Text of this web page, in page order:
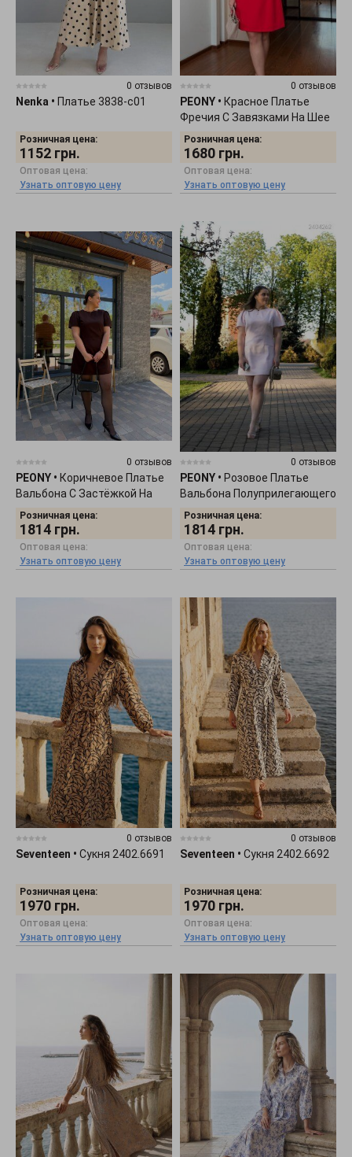
0 отзывов
Nenka • Платье 3838-c01
Розничная цена:
1152 грн.
Оптовая цена:
Узнать оптовую цену
0 отзывов
PEONY • Красное Платье
Фречия С Завязками На Шее
2804262
Розничная цена:
1680 грн.
Оптовая цена:
Узнать оптовую цену
0 отзывов
PEONY • Коричневое Платье
Вальбона С Застёжкой На
Молнию 2404261
Розничная цена:
1814 грн.
Оптовая цена:
Узнать оптовую цену
0 отзывов
PEONY • Розовое Платье
Вальбона Полуприлегающего
Кроя 2404262
Розничная цена:
1814 грн.
Оптовая цена:
Узнать оптовую цену
0 отзывов
Seventeen • Сукня 2402.6691
Розничная цена:
1970 грн.
Оптовая цена:
Узнать оптовую цену
0 отзывов
Seventeen • Сукня 2402.6692
Розничная цена:
1970 грн.
Оптовая цена:
Узнать оптовую цену